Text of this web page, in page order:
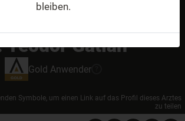
Teodor Gatlan
Gold Anwender
Symbole, um einen Link auf das Profil dieses Arztes
zu teilen
bleiben.